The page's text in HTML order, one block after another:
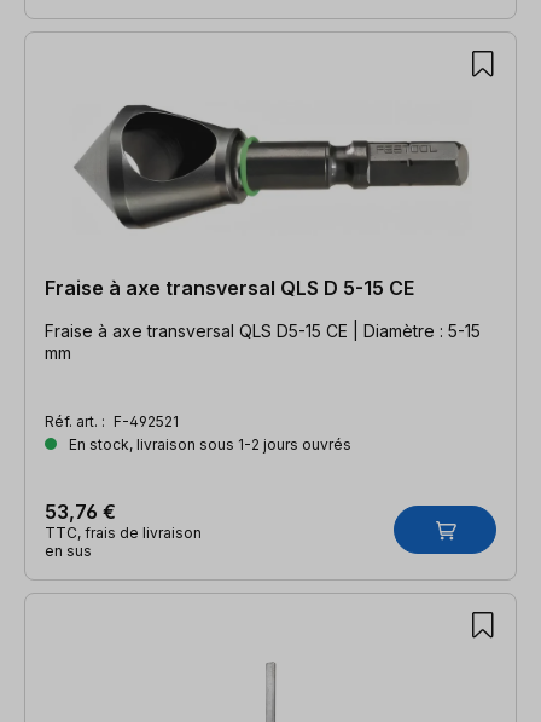
Fraise à axe transversal QLS D 5-15 CE
Fraise à axe transversal QLS D5-15 CE | Diamètre : 5-15
mm
Réf. art. : F-492521
En stock, livraison sous 1-2 jours ouvrés
53,76 €
TTC, frais de livraison
en sus